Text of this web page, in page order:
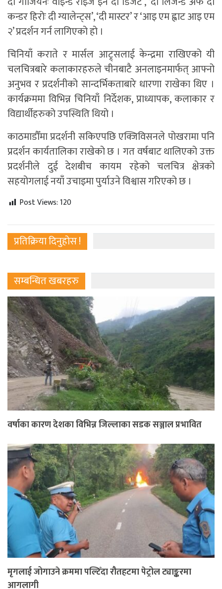
कन्डर हिरोः दी ग्यालेन्ट्स’, ‘दी मास्टर’ र ‘आइ एम ह्वाट आइ एम
२’ प्रदर्शन गर्न लागिएको हो ।
चिनियाँ कराते र मार्सल आट्र्सलाई केन्द्रमा राखिएको यी
चलचित्रबारे कलाकारहरुले चीनबाटै अनलाइनमार्फत् आफ्नो
अनुभव र प्रदर्शनीको सान्दर्भिकताबारे धारणा राखेका थिए ।
कार्यक्रममा विभिन्न चिनियाँ निर्देशक, प्राध्यापक, कलाकार र
विद्यार्थीहरुको उपस्थिति थियो ।
काठमाडौँमा प्रदर्शनी सकिएपछि एक्जिविसनले पोखरामा पनि
प्रदर्शन कार्यतालिका राखेको छ । गत वर्षबाट थालिएको उक्त
प्रदर्शनीले दुई देशबीच कायम रहेको चलचित्र क्षेत्रको
सहयोगलाई नयाँ उचाइमा पुर्याउने विश्वास गरिएको छ ।
Post Views:120
प्रतिक्रिया दिनुहोस !
सम्बन्धित खबरहरु
वर्षाका कारण देशका विभिन्न जिल्लाका सडक सञ्जाल प्रभावित
मृगलाई जोगाउने क्रममा पल्टिँदा रौतहटमा पेट्रोल ट्याङ्करमा
आगलागी